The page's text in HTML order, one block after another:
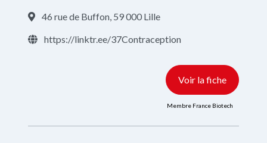
46 rue de Buffon, 59 000 Lille
https://linktr.ee/37Contraception
Voir la fiche
Membre France Biotech